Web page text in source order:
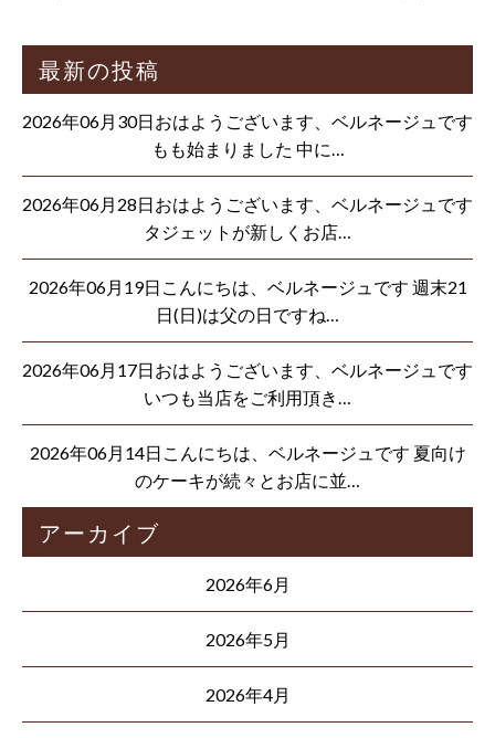
最新の投稿
2026年06月30日おはようございます、ベルネージュです
もも始まりました 中に…
2026年06月28日おはようございます、ベルネージュです
タジェットが新しくお店…
2026年06月19日こんにちは、ベルネージュです 週末21
日(日)は父の日ですね…
2026年06月17日おはようございます、ベルネージュです
いつも当店をご利用頂き…
2026年06月14日こんにちは、ベルネージュです 夏向け
のケーキが続々とお店に並…
アーカイブ
2026年6月
2026年5月
2026年4月